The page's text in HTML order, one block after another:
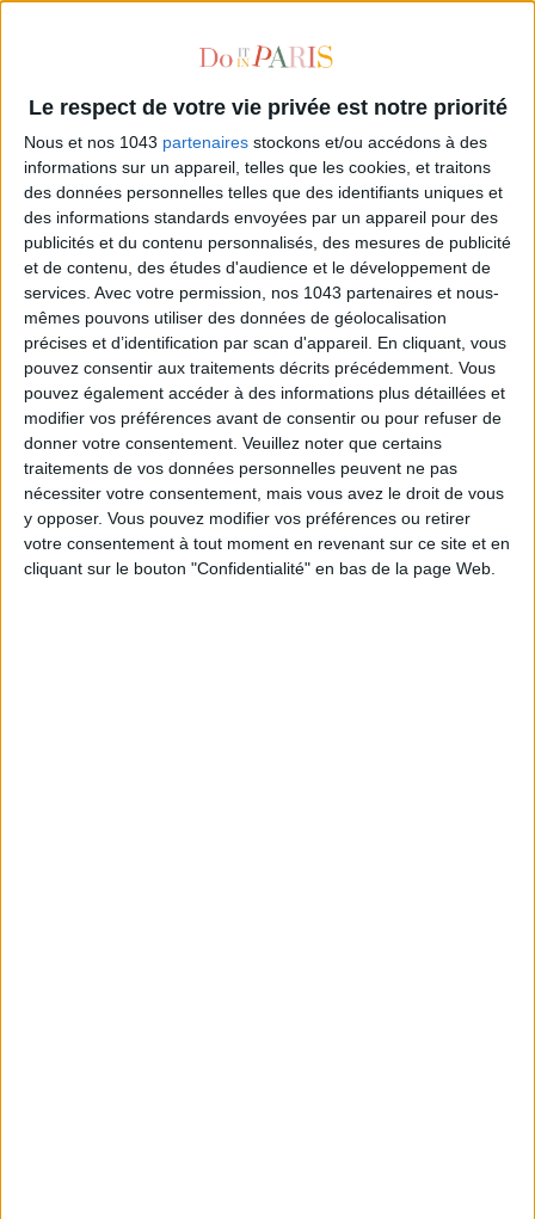
Le respect de votre vie privée est notre priorité
Nous et nos 1043 partenaires stockons et/ou accédons à des
informations sur un appareil, telles que les cookies, et traitons
des données personnelles telles que des identifiants uniques et
des informations standards envoyées par un appareil pour des
publicités et du contenu personnalisés, des mesures de publicité
et de contenu, des études d'audience et le développement de
services. Avec votre permission, nos 1043 partenaires et nous-
mêmes pouvons utiliser des données de géolocalisation
précises et d’identification par scan d'appareil. En cliquant, vous
pouvez consentir aux traitements décrits précédemment. Vous
pouvez également accéder à des informations plus détaillées et
modifier vos préférences avant de consentir ou pour refuser de
donner votre consentement. Veuillez noter que certains
traitements de vos données personnelles peuvent ne pas
nécessiter votre consentement, mais vous avez le droit de vous
y opposer. Vous pouvez modifier vos préférences ou retirer
votre consentement à tout moment en revenant sur ce site et en
cliquant sur le bouton "Confidentialité" en bas de la page Web.
15 IDEAS FOR ENJOYING AUGUST IN PARIS
SPF 50 SUNSCREENS YOU'LL ACTUALLY WANT TO SLATHER ON